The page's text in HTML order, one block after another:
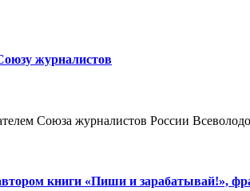
журналистов
Союза журналистов России
книги «Пиши и зарабатывай!»,